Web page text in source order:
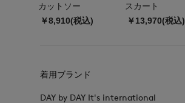
カットソー
￥8,910(税込)
スカート
￥13,970(税込)
着用ブランド
DAY by DAY It's international